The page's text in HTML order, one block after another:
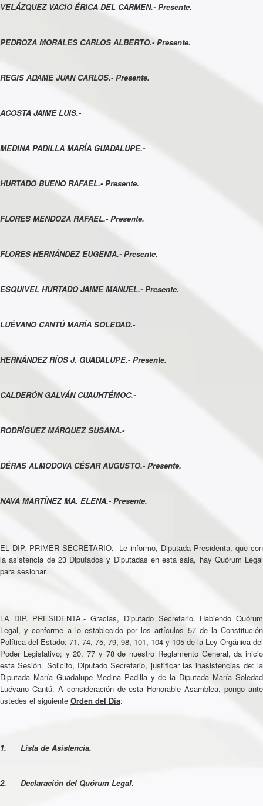
VELÁZQUEZ VACIO ÉRICA DEL CARMEN.- Presente.
PEDROZA MORALES CARLOS ALBERTO.- Presente.
REGIS ADAME JUAN CARLOS.- Presente.
ACOSTA JAIME LUIS.-
MEDINA PADILLA MARÍA GUADALUPE.-
HURTADO BUENO RAFAEL.- Presente.
FLORES MENDOZA RAFAEL.- Presente.
FLORES HERNÁNDEZ EUGENIA.- Presente.
ESQUIVEL HURTADO JAIME MANUEL.- Presente.
LUÉVANO CANTÚ MARÍA SOLEDAD.-
HERNÁNDEZ RÍOS J. GUADALUPE.- Presente.
CALDERÓN GALVÁN CUAUHTÉMOC.-
RODRÍGUEZ MÁRQUEZ SUSANA.-
DÉRAS ALMODOVA CÉSAR AUGUSTO.- Presente.
NAVA MARTÍNEZ MA. ELENA.- Presente.
EL DIP. PRIMER SECRETARIO.- Le informo, Diputada Presidenta, que con
la asistencia de 23 Diputados y Diputadas en esta sala, hay Quórum Legal
para sesionar.
LA DIP. PRESIDENTA.- Gracias, Diputado Secretario. Habiendo Quórum
Legal, y conforme a lo establecido por los artículos 57 de la Constitución
Política del Estado; 71, 74, 75, 79, 98, 101, 104 y 105 de la Ley Orgánica del
Poder Legislativo; y 20, 77 y 78 de nuestro Reglamento General, da inicio
esta Sesión. Solicito, Diputado Secretario, justificar las inasistencias de: la
Diputada María Guadalupe Medina Padilla y de la Diputada María Soledad
Luévano Cantú. A consideración de esta Honorable Asamblea, pongo ante
ustedes el siguiente Orden del Día:
1. Lista de Asistencia.
2. Declaración del Quórum Legal.